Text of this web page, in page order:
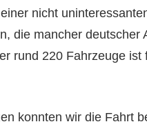
nicht
die mancher deutscher
rund 220 Fahrzeuge
konnten wir die Fahrt